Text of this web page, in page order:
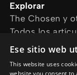
Explorar
The Chosen y
Todos los
Cursos online
¿Cómo
Ese sitio web
This website uses
website you consent to